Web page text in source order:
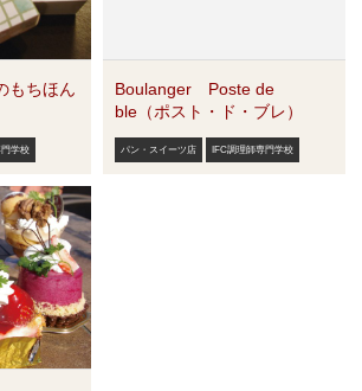
もちほん
門学校
Boulanger Poste de
ble（ポスト・ド・ブレ）
パン・スイーツ店 IFC調理師専門学校